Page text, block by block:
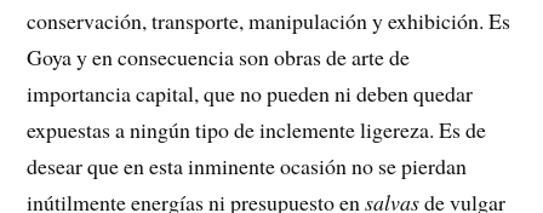
conservación, transporte, manipulación y exhibición. Es
Goya y en consecuencia son obras de arte de
importancia capital, que no pueden ni deben quedar
expuestas a ningún tipo de inclemente ligereza. Es de
desear que en esta inminente ocasión no se pierdan
inútilmente energías ni presupuesto ensalvasde vulgar